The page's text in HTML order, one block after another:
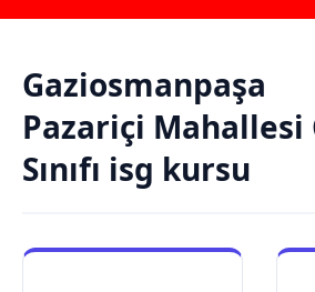
Gaziosmanpaşa
Pazariçi Mahallesi
Sınıfı isg kursu